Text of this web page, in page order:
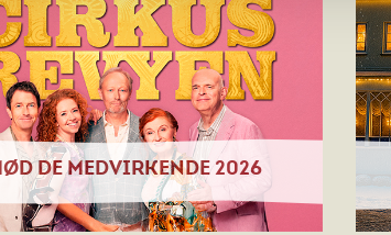
DE MEDVIRKENDE 2026